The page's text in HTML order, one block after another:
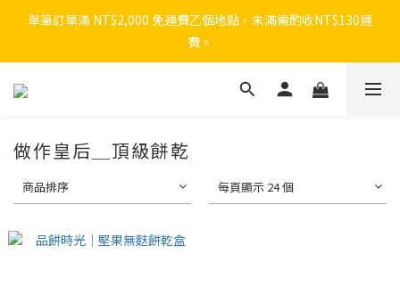
單筆訂單滿 NT$2,000 免運費乙個地點，未滿需酌收NT$130運
費。
做作皇后＿頂級餅乾
商品排序 每頁顯示 24 個